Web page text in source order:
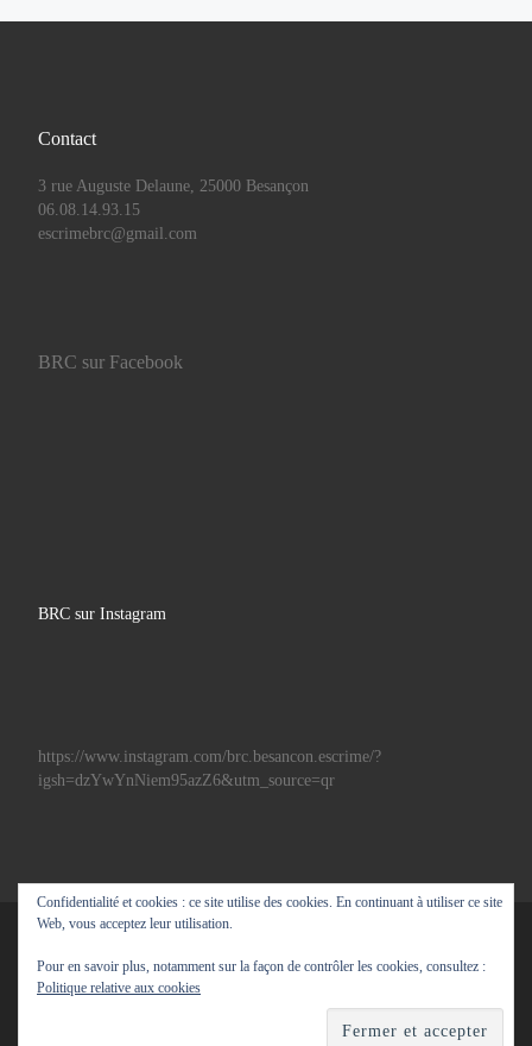
Contact
3 rue Auguste Delaune, 25000 Besançon
06.08.14.93.15
escrimebrc@gmail.com
BRC sur Facebook
BRC sur Instagram
https://www.instagram.com/brc.besancon.escrime/?
igsh=dzYwYnNiem95azZ6&utm_source=qr
Propulsé parWP– Réalisé avec theThème Customizr
Confidentialité et cookies : ce site utilise des cookies. En continuant à utiliser ce site
Web, vous acceptez leur utilisation.
Pour en savoir plus, notamment sur la façon de contrôler les cookies, consultez :
Politique relative aux cookies